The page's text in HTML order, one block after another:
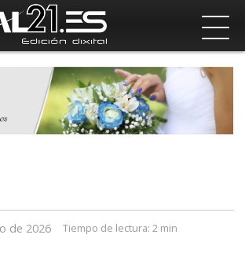
de 2026 Tiempo de lectura: 2 min